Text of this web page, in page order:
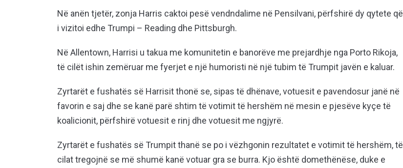
Në anën tjetër, zonja Harris caktoi pesë vendndalime në Pensilvani, përfshirë dy qytete që
i vizitoi edhe Trumpi – Reading dhe Pittsburgh.
Në Allentown, Harrisi u takua me komunitetin e banorëve me prejardhje nga Porto Rikoja,
të cilët ishin zemëruar me fyerjet e një humoristi në një tubim të Trumpit javën e kaluar.
Zyrtarët e fushatës së Harrisit thonë se, sipas të dhënave, votuesit e pavendosur janë në
favorin e saj dhe se kanë parë shtim të votimit të hershëm në mesin e pjesëve kyçe të
koalicionit, përfshirë votuesit e rinj dhe votuesit me ngjyrë.
Zyrtarët e fushatës së Trumpit thanë se po i vëzhgonin rezultatet e votimit të hershëm, të
cilat tregojnë se më shumë kanë votuar gra se burra. Kjo është domethënëse, duke e